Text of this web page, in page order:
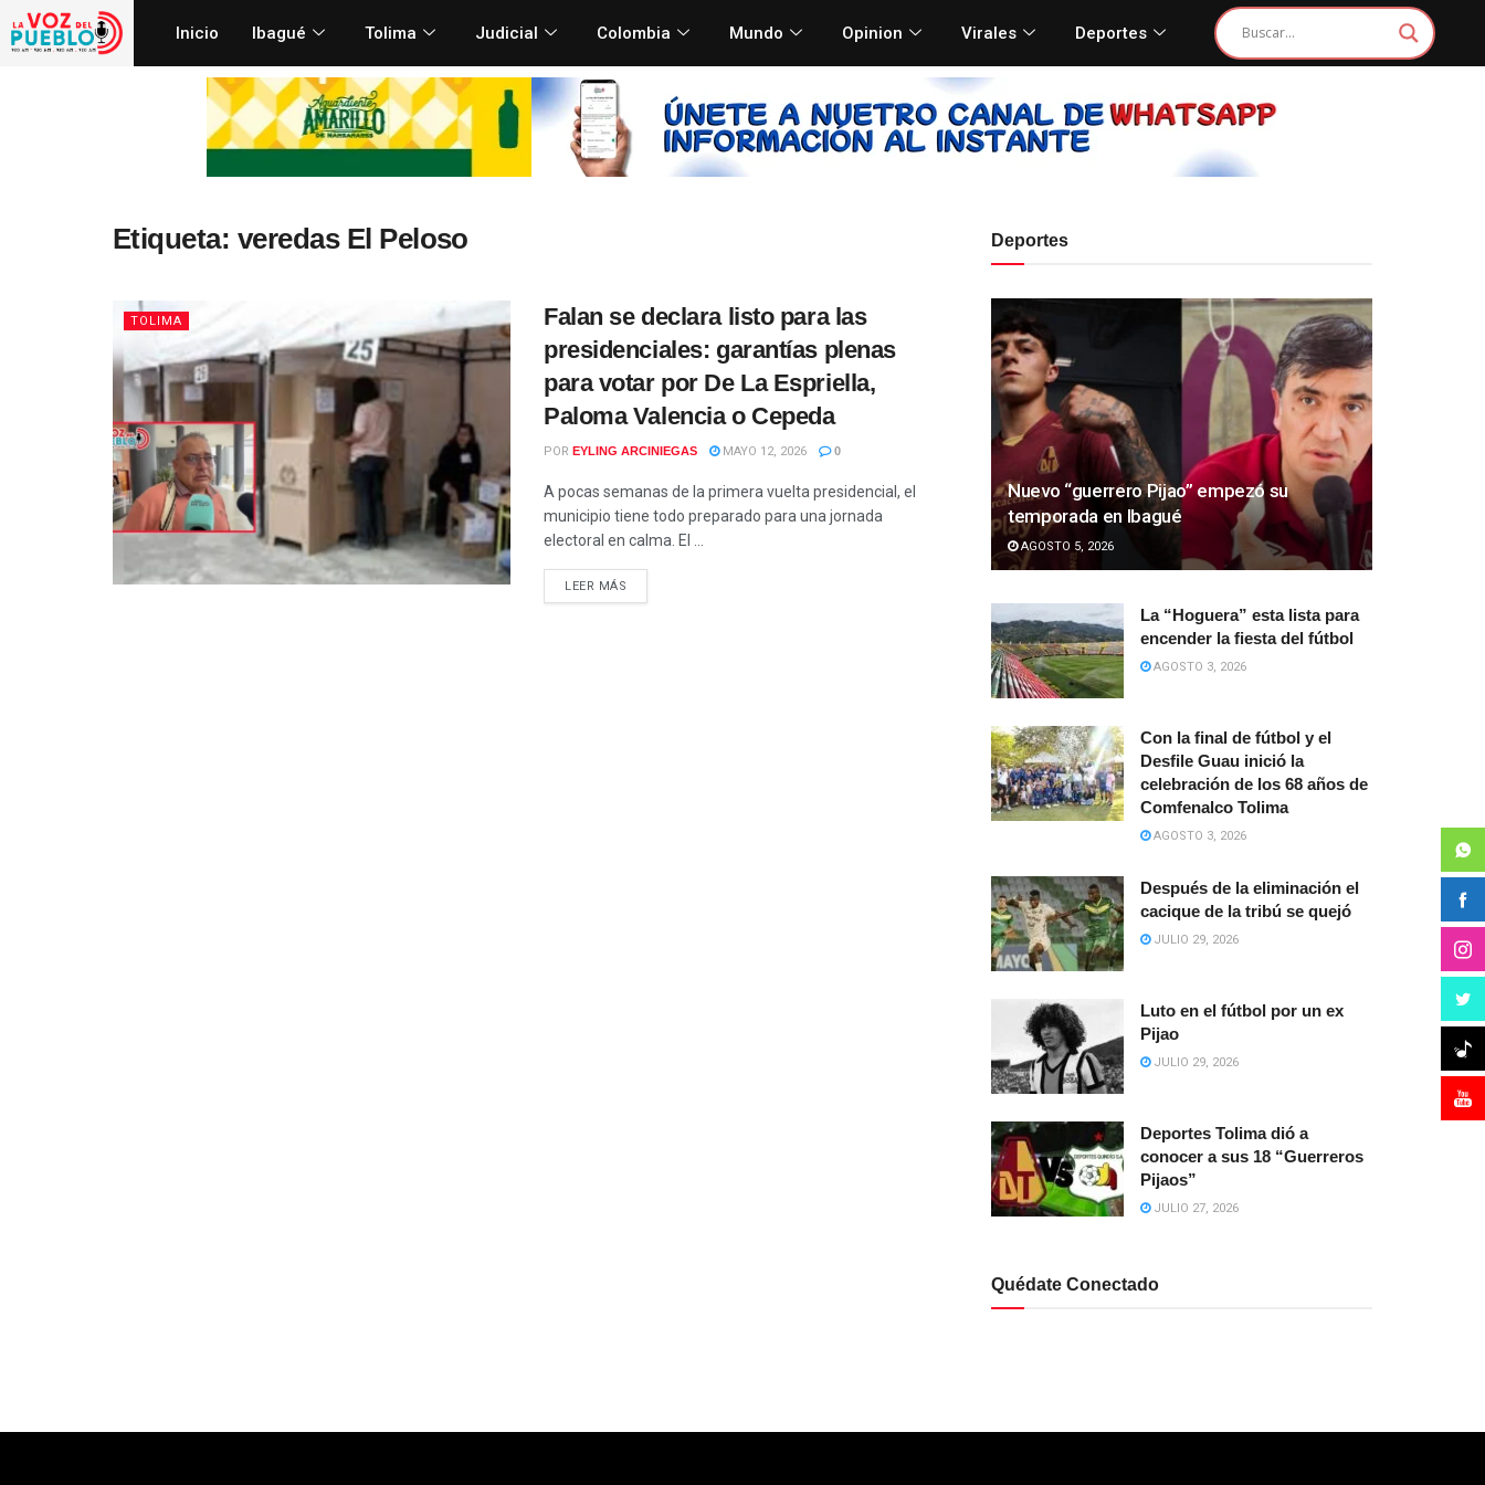
Inicio Ibagué Tolima Judicial Colombia Mundo Opinion Virales Deportes
Etiqueta: veredas El Peloso
TOLIMA
Falan se declara listo para las
presidenciales: garantías plenas
para votar por De La Espriella,
Paloma Valencia o Cepeda
POR EYLING ARCINIEGAS MAYO 12, 2026 0
A pocas semanas de la primera vuelta presidencial, el
municipio tiene todo preparado para una jornada
electoral en calma. El ...
LEER MÁS
Deportes
Nuevo “guerrero Pijao” empezó su
temporada en Ibagué
AGOSTO 5, 2026
La “Hoguera” esta lista para
encender la fiesta del fútbol
AGOSTO 3, 2026
Con la final de fútbol y el
Desfile Guau inició la
celebración de los 68 años de
Comfenalco Tolima
AGOSTO 3, 2026
Después de la eliminación el
cacique de la tribú se quejó
JULIO 29, 2026
Luto en el fútbol por un ex
Pijao
JULIO 29, 2026
Deportes Tolima dió a
conocer a sus 18 “Guerreros
Pijaos”
JULIO 27, 2026
Quédate Conectado